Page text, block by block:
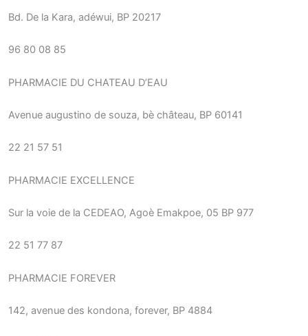
Bd. De la Kara, adéwui, BP 20217
96 80 08 85
PHARMACIE DU CHATEAU D’EAU
Avenue augustino de souza, bè château, BP 60141
22 21 57 51
PHARMACIE EXCELLENCE
Sur la voie de la CEDEAO, Agoè Emakpoe, 05 BP 977
22 51 77 87
PHARMACIE FOREVER
142, avenue des kondona, forever, BP 4884